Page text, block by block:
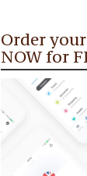
Order
NOW for